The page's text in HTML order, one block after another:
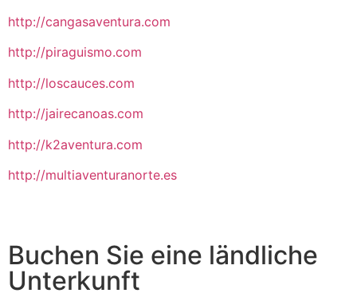
http://cangasaventura.com
http://piraguismo.com
http://loscauces.com
http://jairecanoas.com
http://k2aventura.com
http://multiaventuranorte.es
Buchen Sie eine ländliche
Unterkunft